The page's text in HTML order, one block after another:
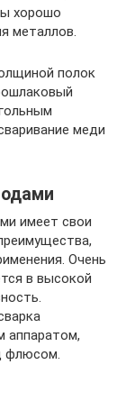
хорошо
металлов.
полок
меди
имеет свои
Очень
в высокой
аппаратом,
флюсом.